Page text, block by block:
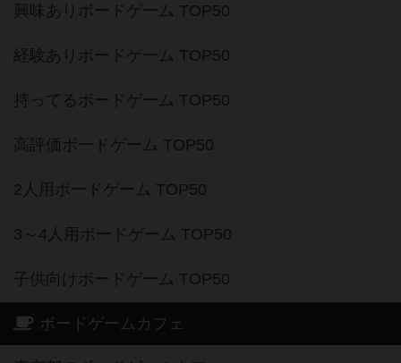
興味ありボードゲーム TOP50
経験ありボードゲーム TOP50
持ってるボードゲーム TOP50
高評価ボードゲーム TOP50
2人用ボードゲーム TOP50
3～4人用ボードゲーム TOP50
子供向けボードゲーム TOP50
ボードゲームカフェ